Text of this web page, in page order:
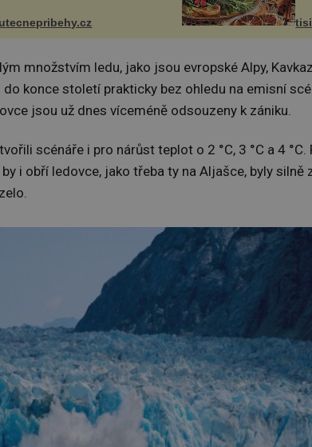
Zimní pobyt na
se pro mě vlastní vinou
v děsivý zážitek, na kt...
množstvím ledu, jako jsou evropské Alpy,
konce století prakticky bez ohledu na emisní
jsou už dnes víceméně odsouzeny k zániku.
scénáře i pro nárůst teplot o 2 °C, 3 °C a 4
i obří ledovce, jako třeba ty na Aljašce, byly silně